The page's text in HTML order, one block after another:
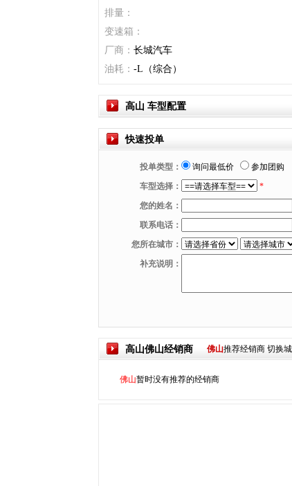
排量：
变速箱：
厂商： 长城汽车
油耗： -L（综合）
高山 车型配置
快速投单
投单类型： 询问最低价
参加团购
车型选择：
*
您的姓名：
联系电话：
您所在城市：
补充说明：
高山佛山经销商 佛山推荐经销商 切换
佛山暂时没有推荐的经销商